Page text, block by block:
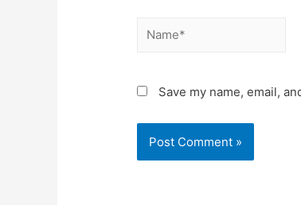
Save my name, email,